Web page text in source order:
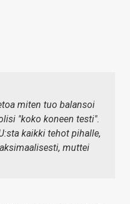
miten tuo balansoi
"koko koneen testi".
kaikki tehot pihalle,
muttei